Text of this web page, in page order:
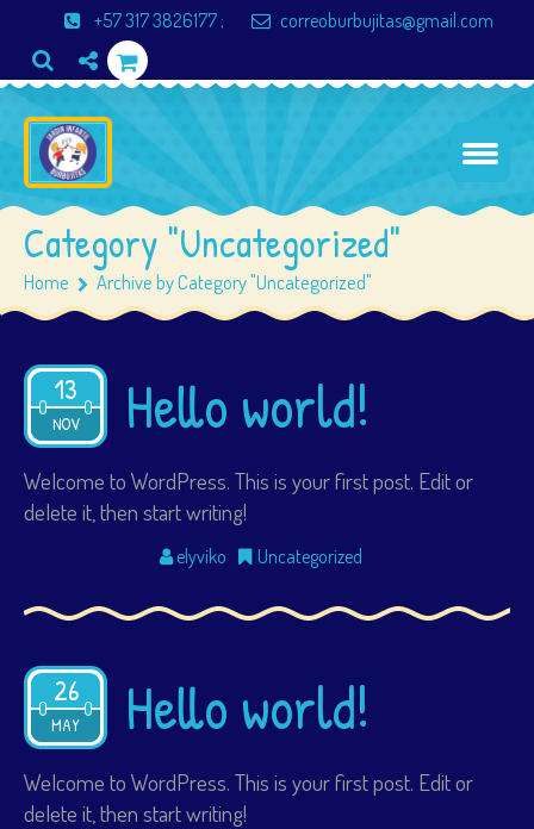
+57 317 3826177 ; correoburbujitas@gmail.com
Category "Uncategorized"
Home Archive by Category "Uncategorized"
13
NOV
2022 Hello world!
Welcome to WordPress. This is your first post. Edit or
delete it, then start writing!
elyviko Uncategorized
26
MAY
2021 Hello world!
Welcome to WordPress. This is your first post. Edit or
delete it, then start writing!